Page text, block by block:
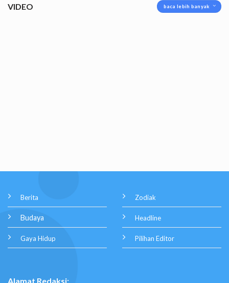
VIDEO baca lebih banyak
Berita
Budaya
Gaya Hidup
Zodiak
Headline
Pilihan Editor
Alamat Redaksi: